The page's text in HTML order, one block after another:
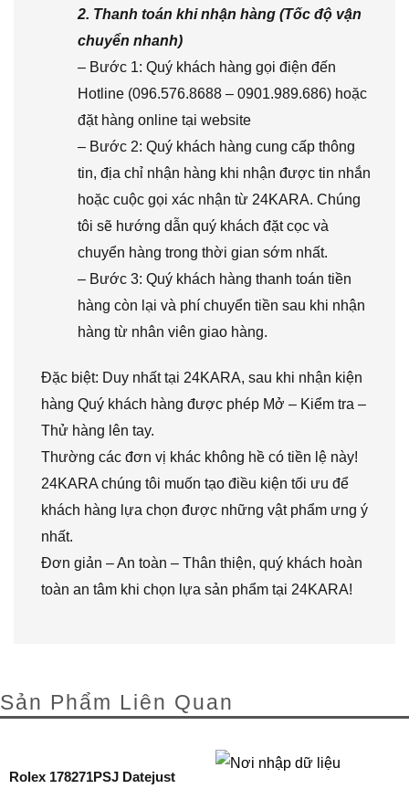
2. Thanh toán khi nhận hàng (Tốc độ vận
chuyển nhanh)
– Bước 1: Quý khách hàng gọi điện đến
Hotline (096.576.8688 – 0901.989.686) hoặc
đặt hàng online tại website
– Bước 2: Quý khách hàng cung cấp thông
tin, địa chỉ nhận hàng khi nhận được tin nhắn
hoặc cuộc gọi xác nhận từ 24KARA. Chúng
tôi sẽ hướng dẫn quý khách đặt cọc và
chuyển hàng trong thời gian sớm nhất.
– Bước 3: Quý khách hàng thanh toán tiền
hàng còn lại và phí chuyển tiền sau khi nhận
hàng từ nhân viên giao hàng.
Đặc biệt: Duy nhất tại 24KARA, sau khi nhận kiện
hàng Quý khách hàng được phép Mở – Kiểm tra –
Thử hàng lên tay.
Thường các đơn vị khác không hề có tiền lệ này!
24KARA chúng tôi muốn tạo điều kiện tối ưu để
khách hàng lựa chọn được những vật phẩm ưng ý
nhất.
Đơn giản – An toàn – Thân thiện, quý khách hoàn
toàn an tâm khi chọn lựa sản phẩm tại 24KARA!
Sản Phẩm Liên Quan
Rolex 178271PSJ Datejust